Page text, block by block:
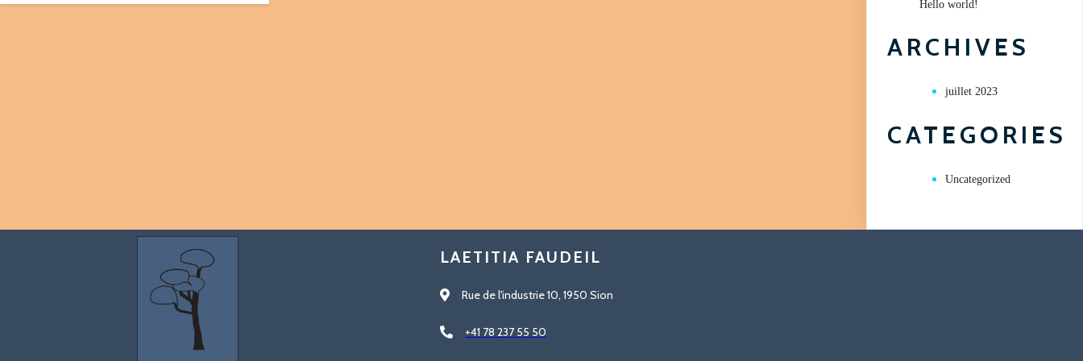
Hello world!
ARCHIVES
juillet 2023
CATEGORIES
Uncategorized
LAETITIA FAUDEIL
Rue de l'industrie 10, 1950 Sion
+41 78 237 55 50